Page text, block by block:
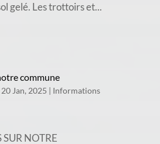
gelé. Les trottoirs et...
commune
20 Jan, 2025 | Informations
NOTRE